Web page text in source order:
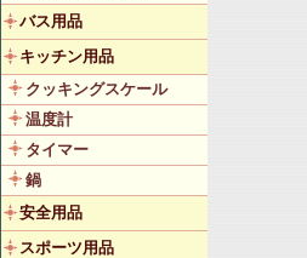
バス用品
キッチン用品
クッキングスケール
温度計
タイマー
鍋
安全用品
スポーツ用品